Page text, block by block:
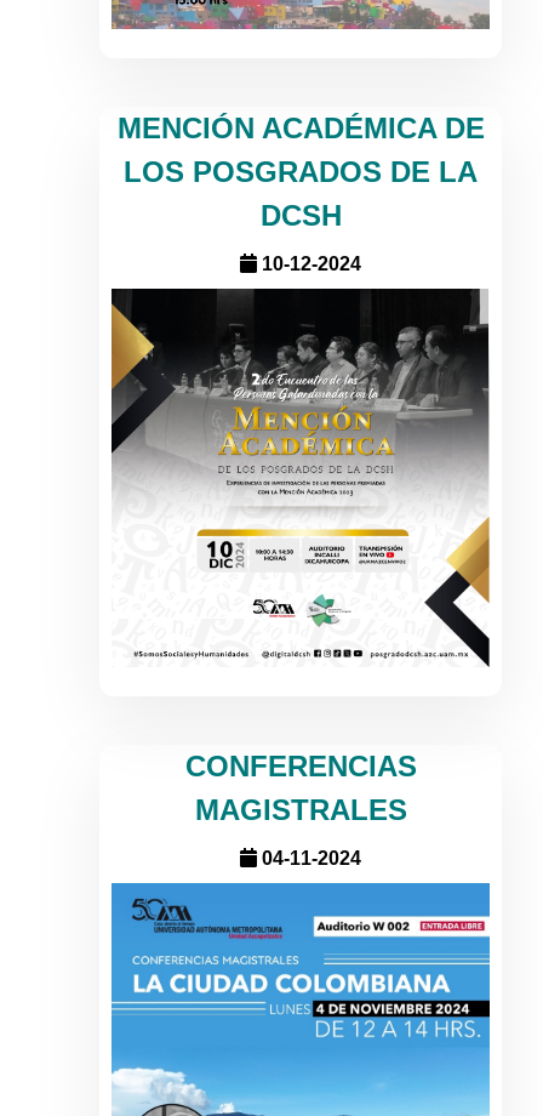
MENCIÓN ACADÉMICA DE
LOS POSGRADOS DE LA
DCSH
10-12-2024
CONFERENCIAS
MAGISTRALES
04-11-2024